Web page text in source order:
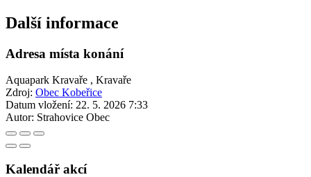
Další informace
Adresa místa konání
Aquapark Kravaře , Kravaře
Zdroj: Obec Kobeřice
Datum vložení: 22. 5. 2026 7:33
Autor: Strahovice Obec
Kalendář akcí